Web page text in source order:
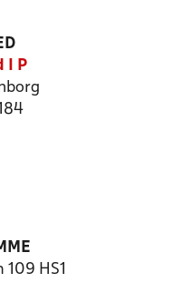
I P
HS1